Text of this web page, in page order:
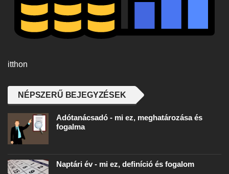
itthon
NÉPSZERŰ BEJEGYZÉSEK
Adótanácsadó - mi ez, meghatározása és
fogalma
Naptári év - mi ez, definíció és fogalom